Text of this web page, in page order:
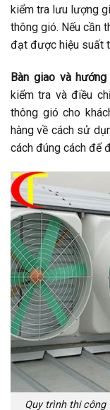
kiểm tra lưu lượng
thông gió. Nếu cần
đạt được hiệu suất
Bàn giao và
kiểm tra và điều
thông gió cho
hàng về cách sử
cách đúng cách để
Quy trình thi công